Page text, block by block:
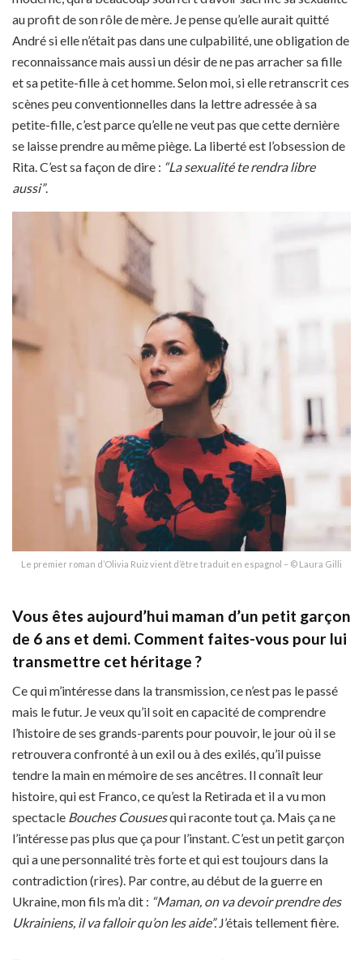
au profit de son rôle de mère. Je pense qu’elle aurait quitté
André si elle n’était pas dans une culpabilité, une obligation de
reconnaissance mais aussi un désir de ne pas arracher sa fille
et sa petite-fille à cet homme. Selon moi, si elle retranscrit ces
scènes peu conventionnelles dans la lettre adressée à sa
petite-fille, c’est parce qu’elle ne veut pas que cette dernière
se laisse prendre au même piège. La liberté est l’obsession de
Rita. C’est sa façon de dire : “La sexualité te rendra libre
aussi”.
Le premier roman d’Olivia Ruiz vient d’être traduit en espagnol – © Laura Gilli
Vous êtes aujourd’hui maman d’un petit garçon
de 6 ans et demi. Comment faites-vous pour lui
transmettre cet héritage ?
Ce qui m’intéresse dans la transmission, ce n’est pas le passé
mais le futur. Je veux qu’il soit en capacité de comprendre
l’histoire de ses grands-parents pour pouvoir, le jour où il se
retrouvera confronté à un exil ou à des exilés, qu’il puisse
tendre la main en mémoire de ses ancêtres. Il connaît leur
histoire, qui est Franco, ce qu’est la Retirada et il a vu mon
spectacle Bouches Cousuesqui raconte tout ça. Mais ça ne
l’intéresse pas plus que ça pour l’instant. C’est un petit garçon
qui a une personnalité très forte et qui est toujours dans la
contradiction (rires). Par contre, au début de la guerre en
Ukraine, mon fils m’a dit : “Maman, on va devoir prendre des
Ukrainiens, il va falloir qu’on les aide”.J’étais tellement fière.